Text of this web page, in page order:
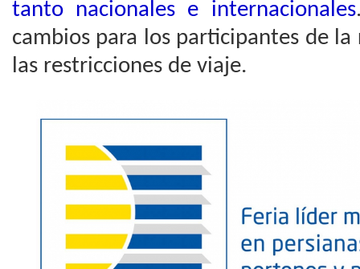
tanto nacionales e internacionales
cambios para los participantes de
las restricciones de viaje.